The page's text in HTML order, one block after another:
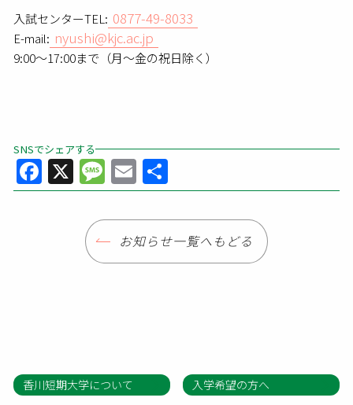
入試センターTEL: 0877-49-8033
E-mail: nyushi@kjc.ac.jp
9:00～17:00まで（月～金の祝日除く）
SNSでシェアする
Facebook
X Message
Email
有
お知らせ一覧へもどる
香川短期大学について
入学希望の方へ